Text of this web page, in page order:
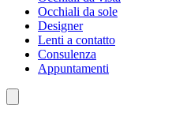
Occhiali da sole
Designer
Lenti a contatto
Consulenza
Appuntamenti